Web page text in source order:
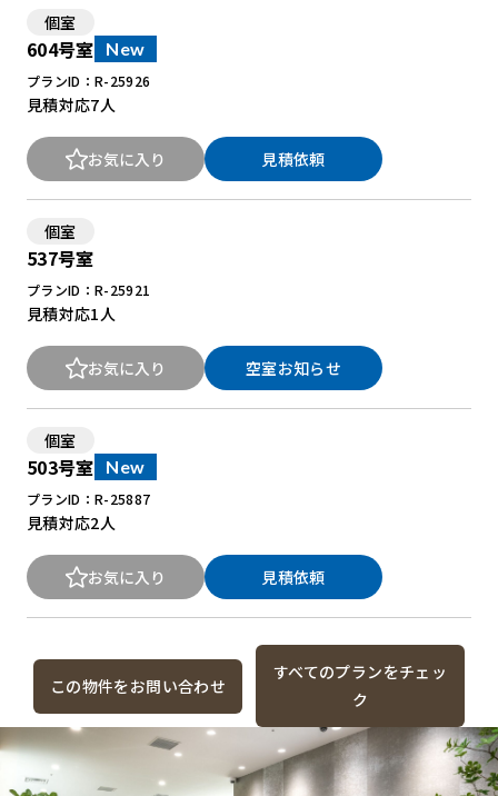
個室
604号室 New
プランID：R-25926
見積対応7人
お気に入り 見積依頼
個室
537号室
プランID：R-25921
見積対応1人
お気に入り 空室お知らせ
個室
503号室 New
プランID：R-25887
見積対応2人
お気に入り 見積依頼
この物件をお問い合わせ
すべてのプランをチェッ
ク